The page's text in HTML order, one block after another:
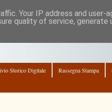
Storico Digitale Rassegna Stampa
Your IP address and user-
quality of service, generate